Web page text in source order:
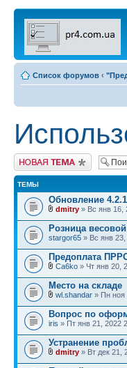
Список форумов ‹
Новая тема
ТЕМЫ
Обновление
dmitry » Вс янв 16,
Розница
stargor65 » Вс янв
Предоплата
Ca6ko » Чт янв 20,
Место на складе
wl.shandar » Пн ноя
Вопрос по
iris » Пт янв 21, 2022
Устранение
dmitry » Вт дек 21,